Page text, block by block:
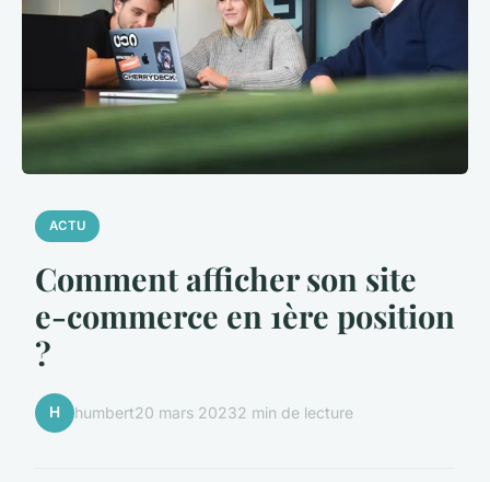
ACTU
Comment afficher son site
e-commerce en 1ère position
?
H humbert20 mars 20232 min de lecture